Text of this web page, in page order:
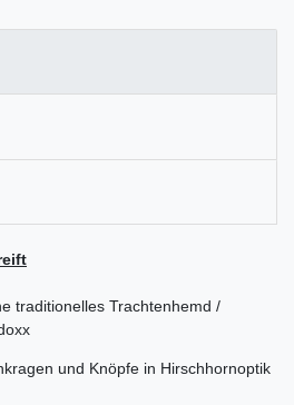
traditionelles Trachtenhemd /
und Knöpfe in Hirschhornoptik